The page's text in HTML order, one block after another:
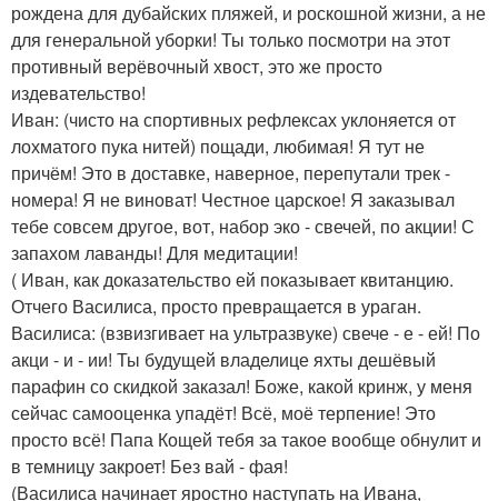
рождена для дубайских пляжей, и роскошной жизни, а не
для генеральной уборки! Ты только посмотри на этот
противный верёвочный хвост, это же просто
издевательство!
Иван: (чисто на спортивных рефлексах уклоняется от
лохматого пука нитей) пощади, любимая! Я тут не
причём! Это в доставке, наверное, перепутали трек -
номера! Я не виноват! Честное царское! Я заказывал
тебе совсем другое, вот, набор эко - свечей, по акции! С
запахом лаванды! Для медитации!
( Иван, как доказательство ей показывает квитанцию.
Отчего Василиса, просто превращается в ураган.
Василиса: (взвизгивает на ультразвуке) свече - е - ей! По
акци - и - ии! Ты будущей владелице яхты дешёвый
парафин со скидкой заказал! Боже, какой кринж, у меня
сейчас самооценка упадёт! Всё, моё терпение! Это
просто всё! Папа Кощей тебя за такое вообще обнулит и
в темницу закроет! Без вай - фая!
(Василиса начинает яростно наступать на Ивана,